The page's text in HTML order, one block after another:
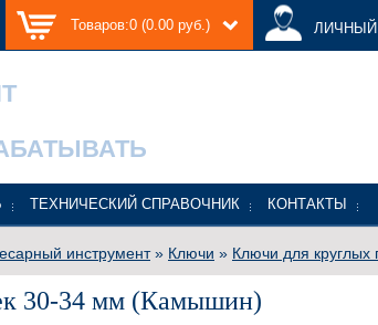
Товаров:0 (0.00 руб.) ЛИЧНЫЙ
ТЕХНИЧЕСКИЙ СПРАВОЧНИК КОНТАКТЫ
инструмент» Ключи » Ключи для круглых
30-34 мм (Камышин)